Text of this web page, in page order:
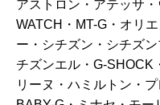
アストロン・アテッサ
WATCH・MT-G・オリ
ー・シチズン・シチズ
チズンエル・G-SHOCK
リーヌ・ハミルトン・